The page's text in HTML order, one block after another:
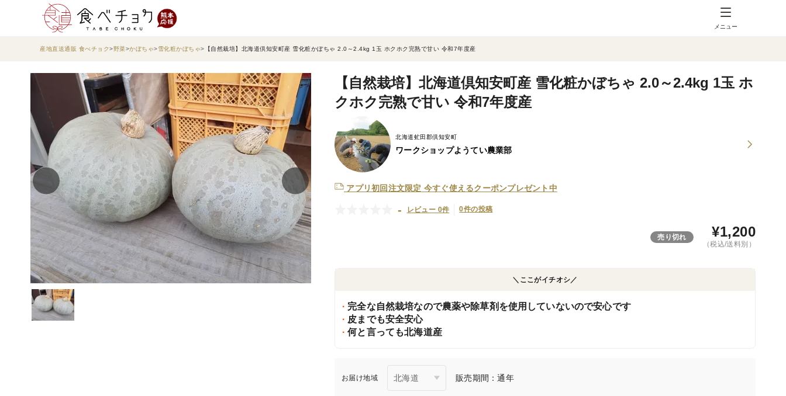
メニュー
産地直送通販 食べチョク 野菜 かぼちゃ 雪化粧かぼちゃ 【自然栽培】北海道倶知安町産 雪化粧かぼちゃ 2.0～2.4kg 1玉 ホクホク完熟で甘い 令和7年度産
【自然栽培】北海道倶知安町産 雪化粧かぼちゃ 2.0～2.4kg 1玉 ホ
クホク完熟で甘い 令和7年度産
北海道虻田郡倶知安町
ワークショップようてい農業部
アプリ初回注文限定 今すぐ使えるクーポンプレゼント中
- レビュー 0件 0件の投稿
売り切れ ¥1,200
（税込/送料別）
＼ここがイチオシ／
完全な自然栽培なので農薬や除草剤を使用していないので安心です
皮までも安全安心
何と言っても北海道産
お届け地域 販売期間：通年